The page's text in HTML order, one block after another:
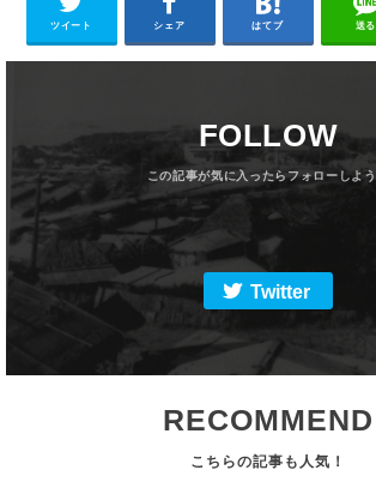
ツイート シェア はてブ 送る
FOLLOW
Twitter
RECOMMEND